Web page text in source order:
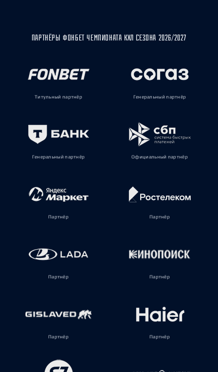
ПАРТНЁРЫ ФОНБЕТ ЧЕМПИОНАТА КХЛ СЕЗОНА 2026/2027
Титульный партнёр Генеральный партнёр
Генеральный партнёр Официальный партнёр
Партнёр Партнёр
Партнёр Партнёр
Партнёр Партнёр